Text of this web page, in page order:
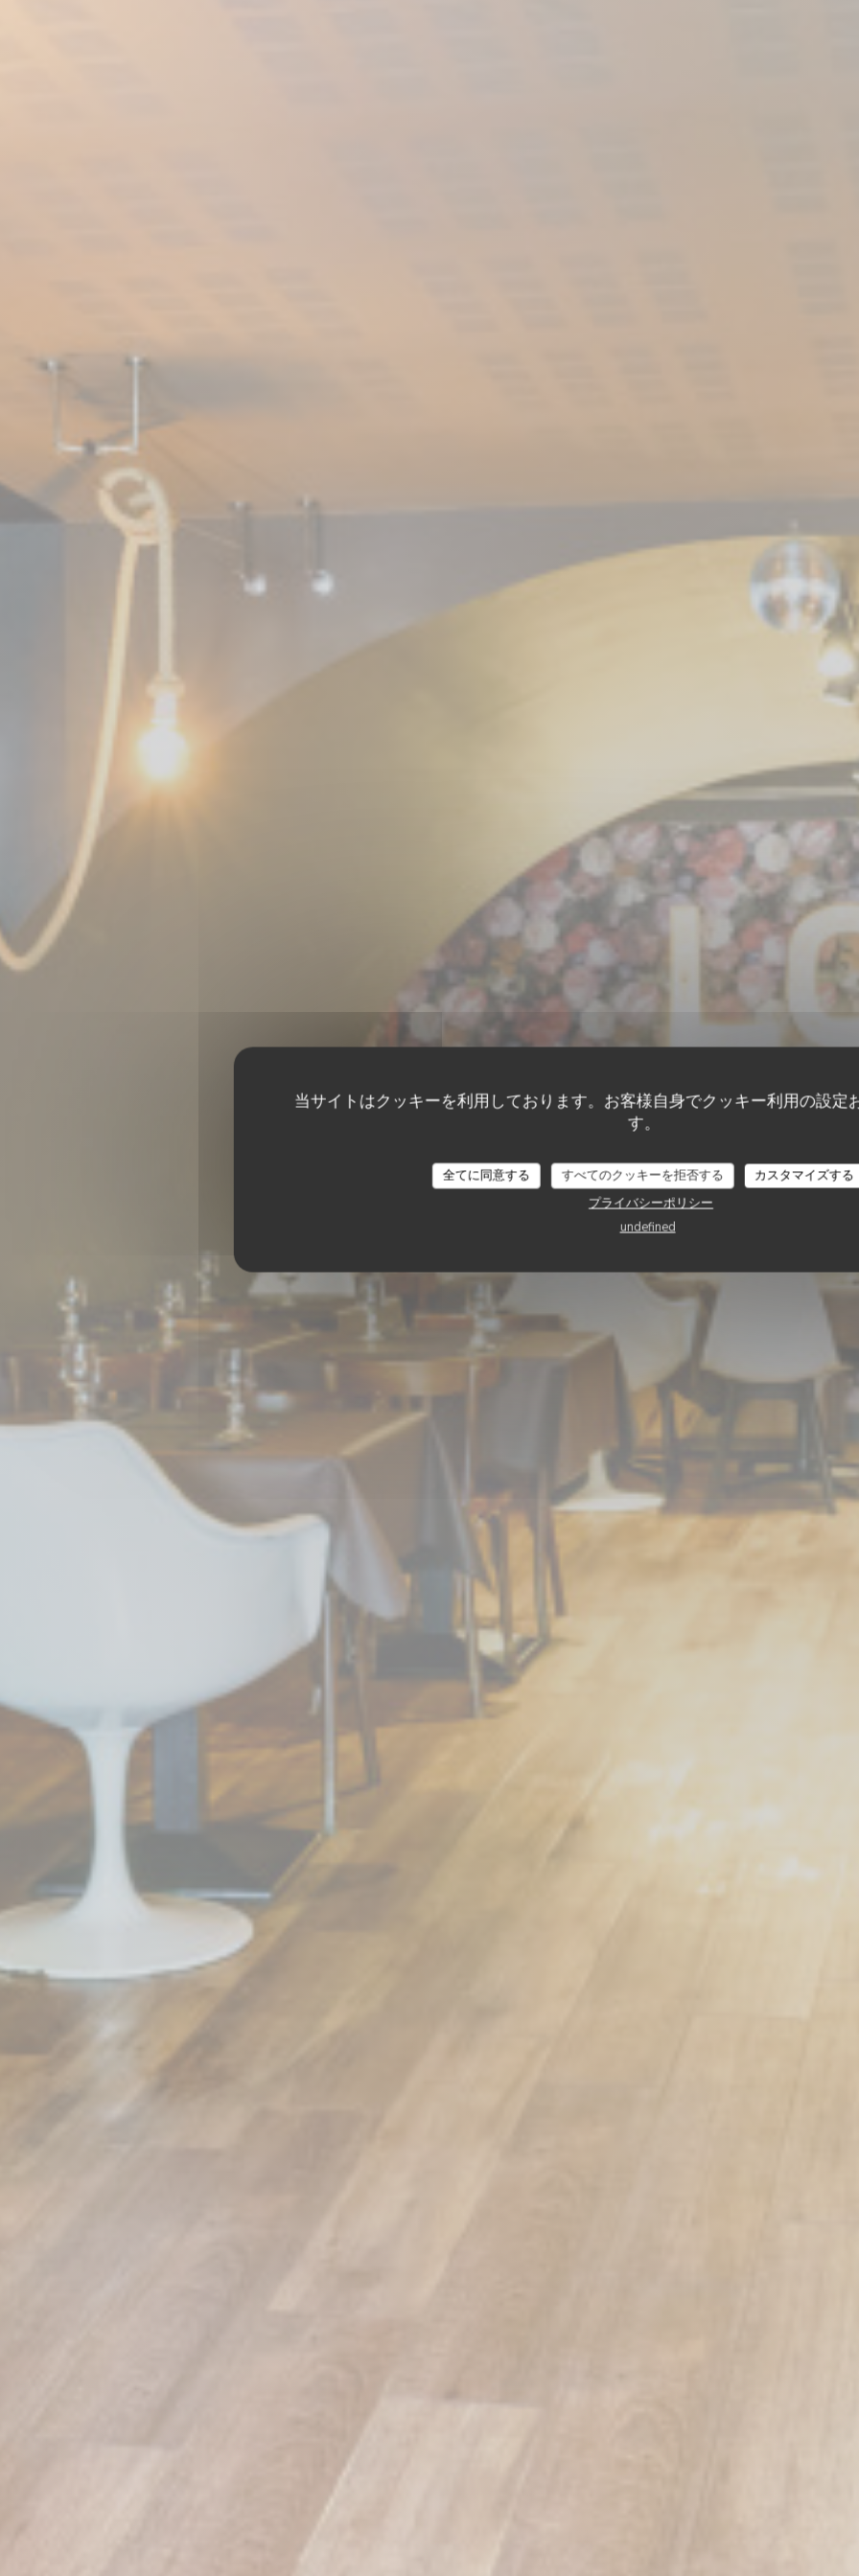
当サイトはクッキーを利用しております。お客様自身でクッキー利用の設定
す。
全てに同意する すべてのクッキーを拒否する
カスタマイズする
プライバシーポリシー
undefined
METZ
LA FABRIK A
LA FABRIK A FROMAGE